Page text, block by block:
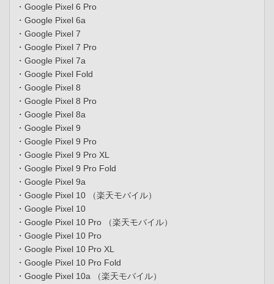
・Google Pixel 6 Pro
・Google Pixel 6a
・Google Pixel 7
・Google Pixel 7 Pro
・Google Pixel 7a
・Google Pixel Fold
・Google Pixel 8
・Google Pixel 8 Pro
・Google Pixel 8a
・Google Pixel 9
・Google Pixel 9 Pro
・Google Pixel 9 Pro XL
・Google Pixel 9 Pro Fold
・Google Pixel 9a
・Google Pixel 10 （楽天モバイル）
・Google Pixel 10
・Google Pixel 10 Pro （楽天モバイル）
・Google Pixel 10 Pro
・Google Pixel 10 Pro XL
・Google Pixel 10 Pro Fold
・Google Pixel 10a （楽天モバイル）